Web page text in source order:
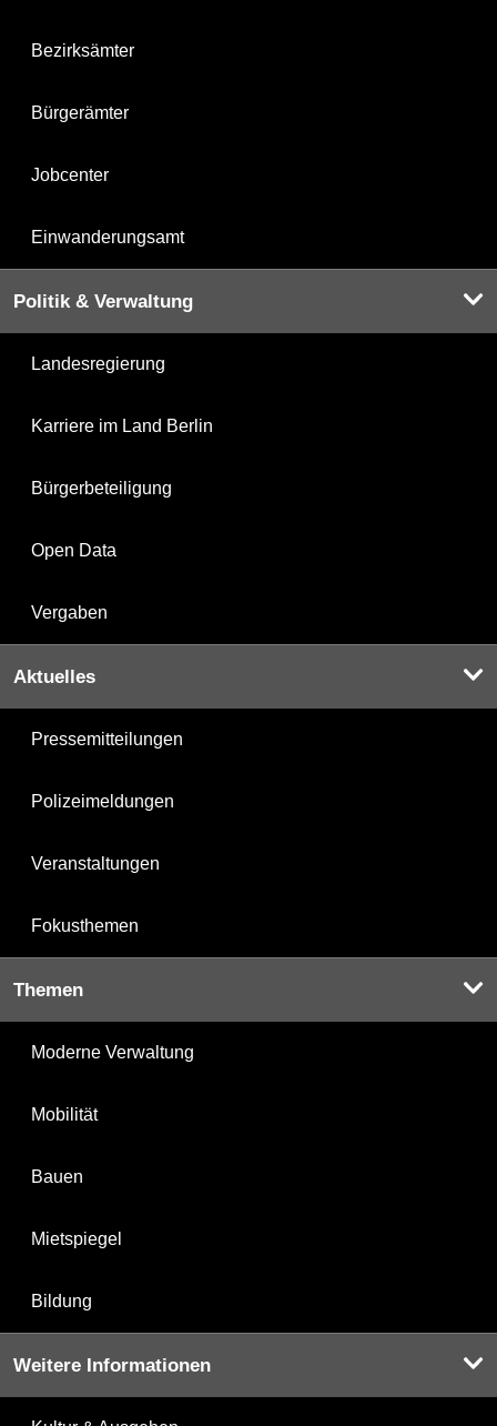
Bezirksämter
Bürgerämter
Jobcenter
Einwanderungsamt
Politik & Verwaltung
Landesregierung
Karriere im Land Berlin
Bürgerbeteiligung
Open Data
Vergaben
Aktuelles
Pressemitteilungen
Polizeimeldungen
Veranstaltungen
Fokusthemen
Themen
Moderne Verwaltung
Mobilität
Bauen
Mietspiegel
Bildung
Weitere Informationen